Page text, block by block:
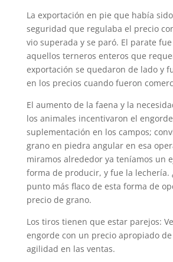
La exportación en pie que había
seguridad que regulaba el precio
vio superada y se paró. El parate
aquellos terneros enteros que
exportación se quedaron de lado y
en los precios cuando fueron
El aumento de la faena y la
los animales incentivaron el
suplementación en los campos;
grano en piedra angular en esa
miramos alrededor ya teníamos un
forma de producir, y fue la lechería.
punto más flaco de esta forma de
precio de grano.
Los tiros tienen que estar parejos:
engorde con un precio apropiado
agilidad en las ventas.